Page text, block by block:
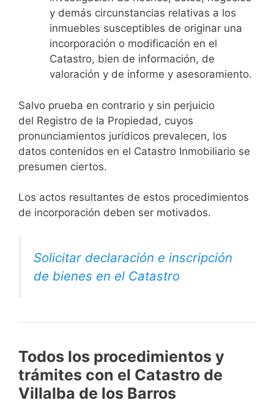
y demás circunstancias relativas a los
inmuebles susceptibles de originar una
incorporación o modificación en el
Catastro, bien de información, de
valoración y de informe y asesoramiento.
Salvo prueba en contrario y sin perjuicio
del Registro de la Propiedad, cuyos
pronunciamientos jurídicos prevalecen, los
datos contenidos en el Catastro Inmobiliario se
presumen ciertos.
Los actos resultantes de estos procedimientos
de incorporación deben ser motivados.
Solicitar declaración e inscripción
de bienes en el Catastro
Todos los procedimientos y
trámites con el Catastro de
Villalba de los Barros